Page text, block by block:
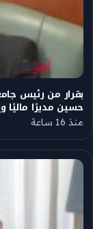
بقرار من رئيس
حسين مديرًا ماليًا
منذ 16 ساعة